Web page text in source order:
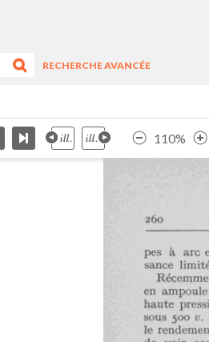
RECHERCHE AVANCÉE
110%